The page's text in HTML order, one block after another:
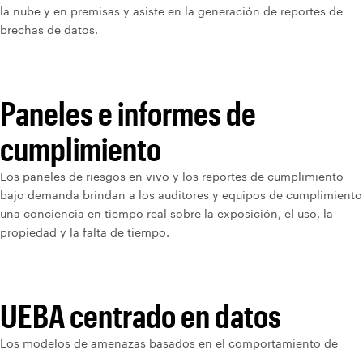
la nube y en premisas y asiste en la generación de reportes de
brechas de datos.
Paneles e informes de
cumplimiento
Los paneles de riesgos en vivo y los reportes de cumplimiento
bajo demanda brindan a los auditores y equipos de cumplimiento
una conciencia en tiempo real sobre la exposición, el uso, la
propiedad y la falta de tiempo.
UEBA centrado en datos
Los modelos de amenazas basados en el comportamiento de